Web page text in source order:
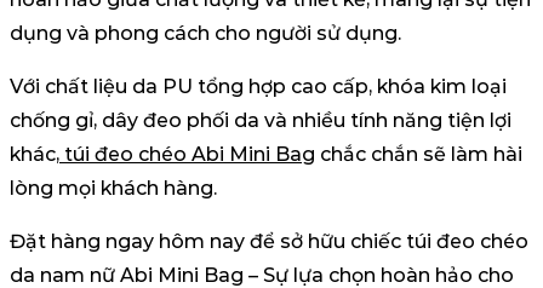
dụng và phong cách cho người sử dụng.
Với chất liệu da PU tổng hợp cao cấp, khóa kim loại
chống gỉ, dây đeo phối da và nhiều tính năng tiện lợi
khác, túi đeo chéo Abi Mini Bag chắc chắn sẽ làm hài
lòng mọi khách hàng.
Đặt hàng ngay hôm nay để sở hữu chiếc túi đeo chéo
da nam nữ Abi Mini Bag – Sự lựa chọn hoàn hảo cho